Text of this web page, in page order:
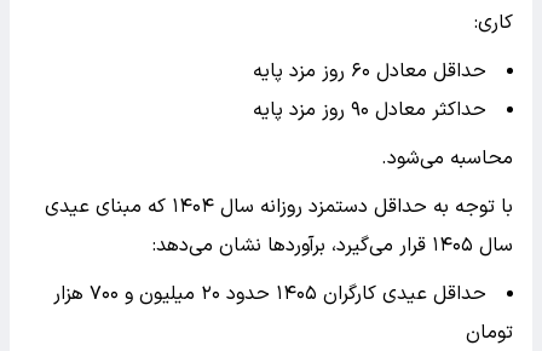
کاری:
حداقل معادل ۶۰ روز مزد پایه
حداکثر معادل ۹۰ روز مزد پایه
محاسبه می‌شود.
با توجه به حداقل دستمزد روزانه سال ۱۴۰۴ که مبنای عیدی
سال ۱۴۰۵ قرار می‌گیرد، برآوردها نشان می‌دهد:
حداقل عیدی کارگران ۱۴۰۵ حدود ۲۰ میلیون و ۷۰۰ هزار
تومان